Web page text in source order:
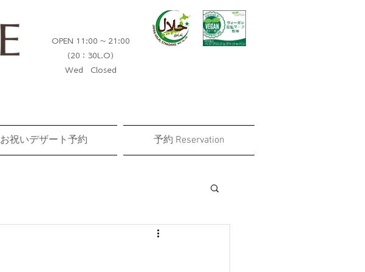
OPEN 11:00 ~ 21:00
（20：30L.O）​
Wed Closed
お祝いデザート予約 予約 Reservation